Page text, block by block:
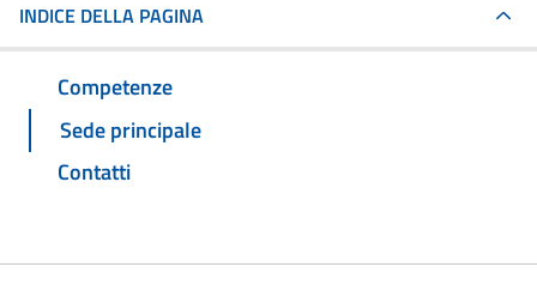
INDICE DELLA PAGINA
Competenze
Sede principale
Contatti